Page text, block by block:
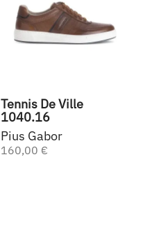
Tennis De Ville
1040.16
Pius Gabor
160,00 €